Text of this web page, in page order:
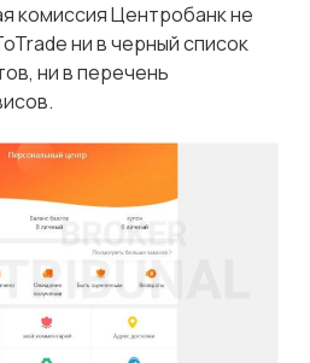
комиссия Центробанк не
ни в черный список
ни в перечень